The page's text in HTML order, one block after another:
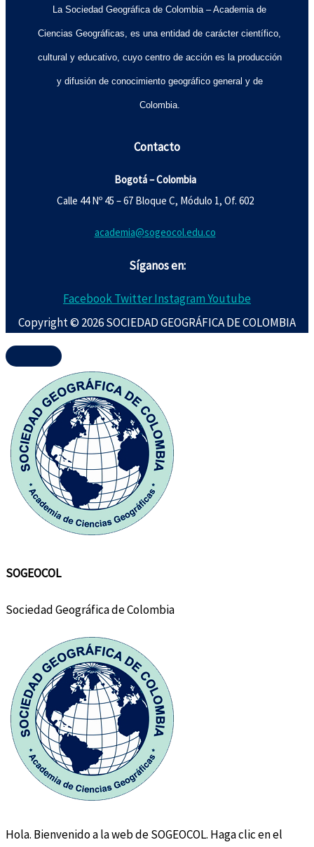
La Sociedad Geográfica de Colombia – Academia de
Ciencias Geográficas, es una entidad de carácter científico,
cultural y educativo, cuyo centro de acción es la producción
y difusión de conocimiento geográfico general y de
Colombia.
Contacto
Bogotá – Colombia
Calle 44 Nº 45 – 67 Bloque C, Módulo 1, Of. 602
academia@sogeocol.edu.co
Síganos en:
FacebookTwitterInstagramYoutube
Copyright © 2026 SOCIEDAD GEOGRÁFICA DE COLOMBIA
SOGEOCOL
Sociedad Geográfica de Colombia
Hola. Bienvenido a la web de SOGEOCOL. Haga clic en el